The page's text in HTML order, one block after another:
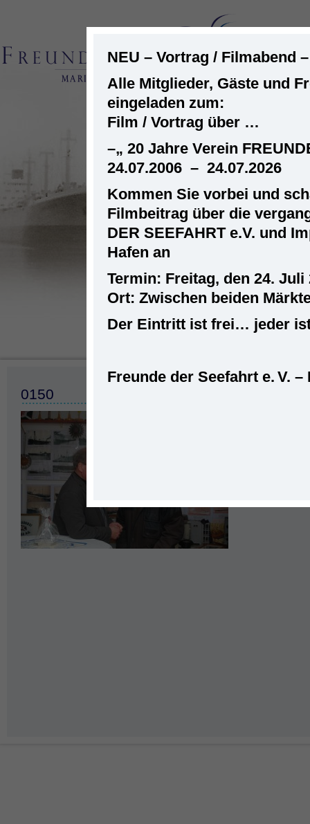
0150
NEU – Vortrag / Filmabend
Alle Mitglieder, Gäste und
eingeladen zum:
Film / Vortrag über …
–„ 20 Jahre Verein
24.07.2006 – 24.07.2026
Kommen Sie vorbei und
Filmbeitrag über die
DER SEEFAHRT e.V. und
Hafen an
Termin: Freitag, den 24. Juli
Ort: Zwischen beiden
Der Eintritt ist frei… jeder
Freunde der Seefahrt e. V. –